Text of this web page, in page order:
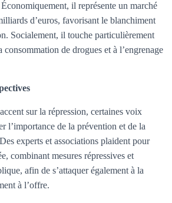
il représente un marché
d’euros, favorisant le blanchiment
Socialement, il touche particulièrement
consommation de drogues et à l’engrenage
sur la répression, certaines voix
l’importance de la prévention et de la
experts et associations plaident pour
combinant mesures répressives et
afin de s’attaquer également à la
à l’offre.